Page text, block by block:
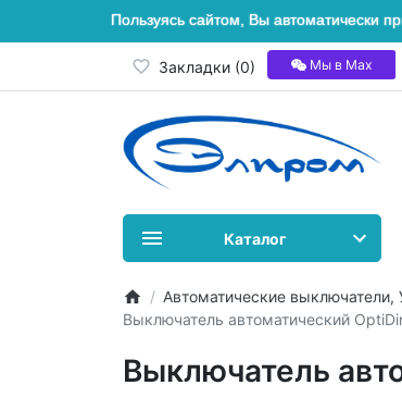
Пользуясь сайтом, Вы автоматически
Закладки (0) Мы в Мах
Каталог
Автоматические выключатели,
Выключатель автоматический
Выключатель